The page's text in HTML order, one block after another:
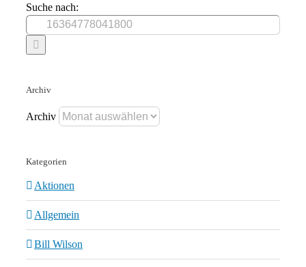
Suche nach:
Archiv
Archiv
Kategorien
Aktionen
Allgemein
Bill Wilson